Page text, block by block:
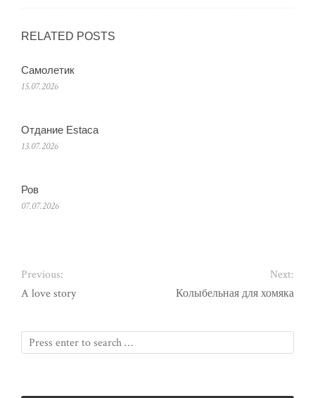
RELATED POSTS
Самолетик
15.07.2026
Отдание Estaca
13.07.2026
Ров
07.07.2026
Previous:
A love story
Next:
Колыбельная для хомяка